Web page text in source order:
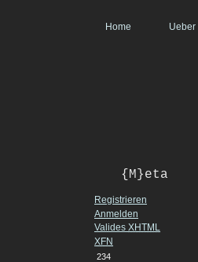
Home Ueber
{M}eta
Registrieren
Anmelden
Valides XHTML
XFN
234